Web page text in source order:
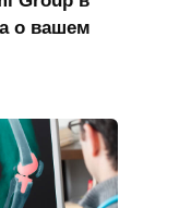
о вашем